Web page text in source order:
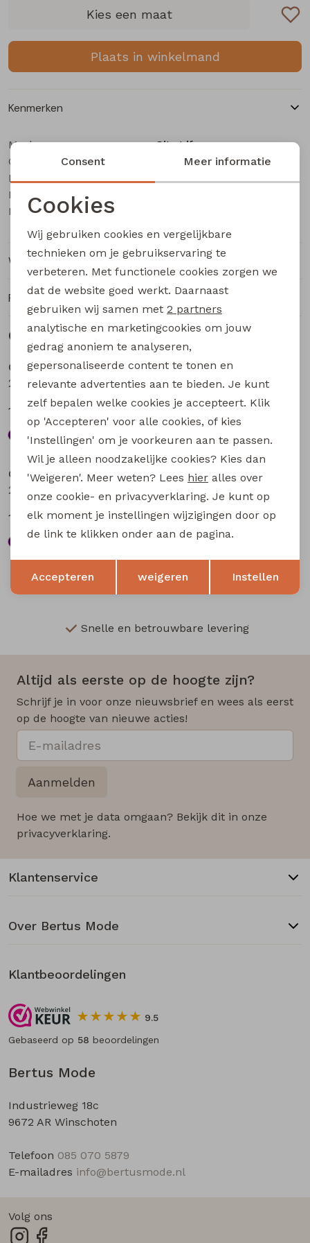
Bermuda's
Kies een maat
Plaats in winkelmand
Kenmerken
Merk
City Life
Categorie
Dames T-Shirt km
Leverancierscode
214290 W20011
Bestelcode
Kleur
Winkelvoorraad
Ruilen en retourneren
Gerelateerde producten
City Life
211571A-01* W20016 dames T-shirt km aubergine
13,49
17,99
City Life
13,49
17,99
Sale
City Life
13,49
17,99
City Life
13,49 17,99
Snelle en betrouwbare levering
Altijd als eerste op de hoogte zijn?
Schrijf je in voor onze nieuwsbrief en wees als eerst
op de hoogte van nieuwe acties!
Aanmelden
Hoe we met je data omgaan? Bekijk dit in onze
privacyverklaring.
Bertus Mode
Industrieweg 18c
9672 AR Winschoten
Telefoon 085 070 5879
E-mailadres info@bertusmode.nl
Klantenservice
Over Bertus Mode
Klantbeoordelingen
9.5
Gebaseerd op 58 beoordelingen
Volg ons
Noodzakelijke cookies
Analytische cookies
Marketing cookies
Terug Opslaan
Consent Meer informatie
Cookies
Wij gebruiken cookies en vergelijkbare
technieken om je gebruikservaring te
verbeteren. Met functionele cookies zorgen we
dat de website goed werkt. Daarnaast
gebruiken wij samen met 2 partners
analytische en marketingcookies om jouw
gedrag anoniem te analyseren,
gepersonaliseerde content te tonen en
relevante advertenties aan te bieden. Je kunt
zelf bepalen welke cookies je accepteert. Klik
op 'Accepteren' voor alle cookies, of kies
'Instellingen' om je voorkeuren aan te passen.
Wil je alleen noodzakelijke cookies? Kies dan
'Weigeren'. Meer weten? Lees hier alles over
onze cookie- en privacyverklaring. Je kunt op
elk moment je instellingen wijzigingen door op
de link te klikken onder aan de pagina.
Accepteren weigeren Instellen